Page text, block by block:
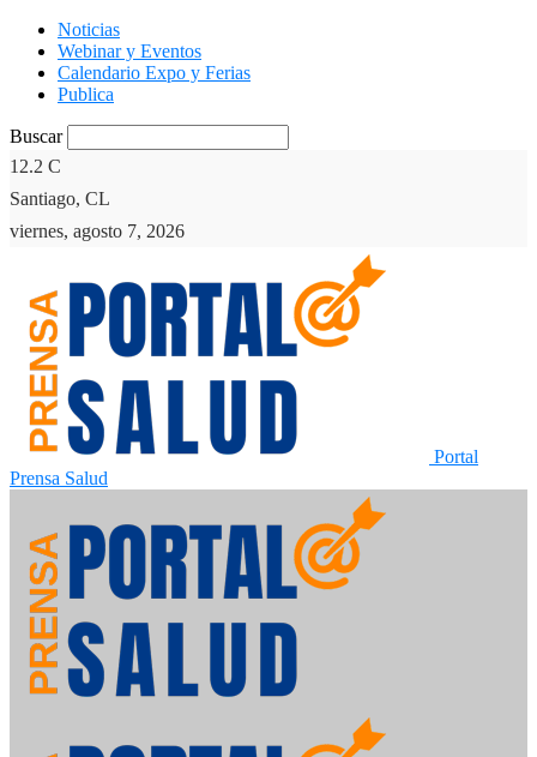
Noticias
Webinar y Eventos
Calendario Expo y Ferias
Publica
Buscar
12.2 C
Santiago, CL
viernes, agosto 7, 2026
Portal
Prensa Salud